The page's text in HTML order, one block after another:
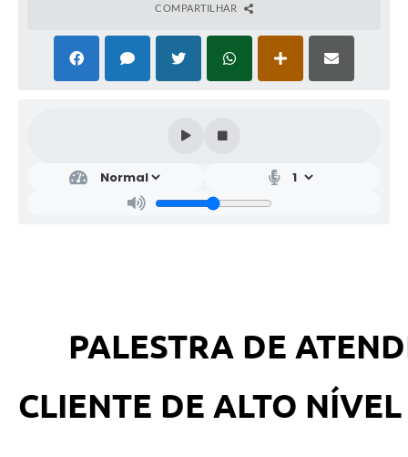
COMPARTILHAR
PALESTRA DE
CLIENTE DE ALTO